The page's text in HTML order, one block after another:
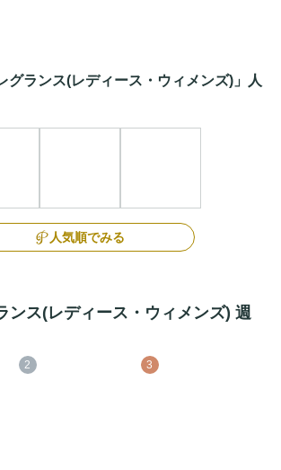
グランス(レディース・ウィメンズ)」人
人気順でみる
ンス(レディース・ウィメンズ) 週
2 3